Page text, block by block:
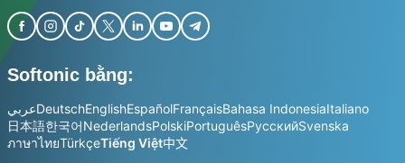
Softonic bằng:
عربيDeutschEnglishEspañolFrançaisBahasa IndonesiaItaliano
日本語한국어NederlandsPolskiPortuguêsРусскийSvenska
ภาษาไทยTürkçeTiếng Việt中文